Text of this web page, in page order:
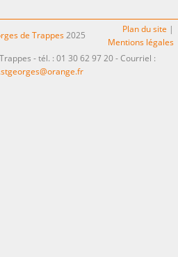
de Trappes 2025
Plan du site |
Mentions légales
- tél. : 01 30 62 97 20 - Courriel :